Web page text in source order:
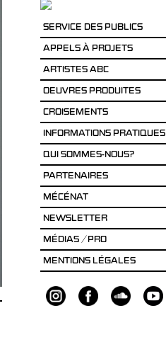
SERVICE DES PUBLICS
APPELS À PROJETS
ARTISTES ABC
OEUVRES PRODUITES
CROISEMENTS
INFORMATIONS PRATIQUES
QUI SOMMES-NOUS?
PARTENAIRES
MÉCÉNAT
NEWSLETTER
MÉDIAS / PRO
MENTIONS LÉGALES